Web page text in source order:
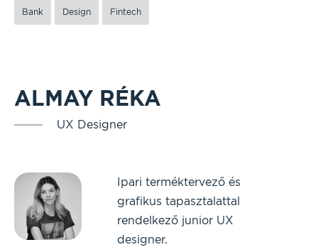
Bank Design Fintech
ALMAY RÉKA
UX Designer
Ipari terméktervező és
grafikus tapasztalattal
rendelkező junior UX
designer.